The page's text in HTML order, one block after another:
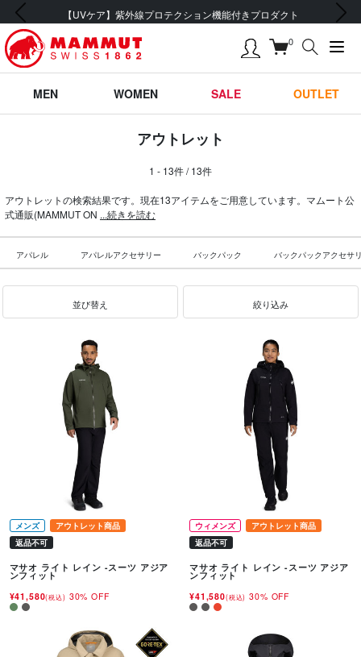
【UVケア】紫外線プロテクション機能付きプロダクト
前の画像 次の画像
0
MEN WOMEN SALE OUTLET
アウトレット
1 - 13件 / 13件
アウトレットの検索結果です。現在13アイテムをご用意しています。マムート公
式通販(MAMMUT ON ...続きを読む
アパレル アパレルアクセサリー バックパック バックパックアクセサ
並び替え 絞り込み
メンズ
アウトレット商品
返品不可
マサオ ライト レイン -スーツ アジア
ンフィット
¥41,580(税込) 30% OFF
ウィメンズ
アウトレット商品
返品不可
マサオ ライト レイン -スーツ アジア
ンフィット
¥41,580(税込) 30% OFF